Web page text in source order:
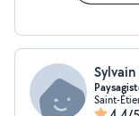
Saint-